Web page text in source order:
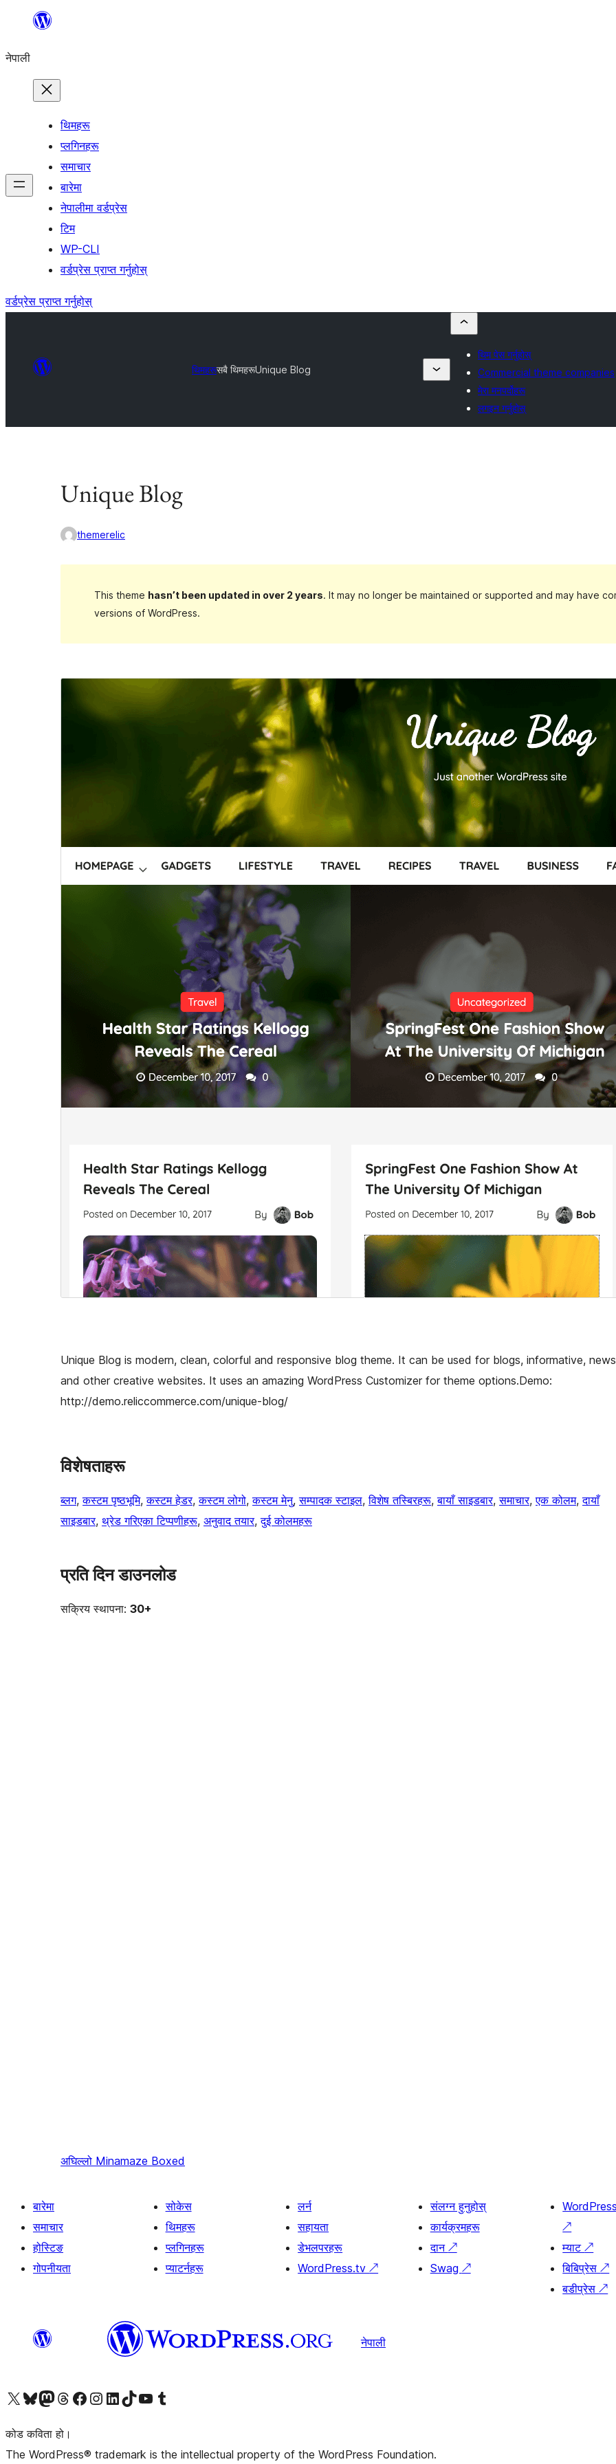
सामग्रीमा
नेपाली
थिमहरू
प्लगिनहरू
समाचार
बारेमा
नेपालीमा वर्डप्रेस
टिम
WP-CLI
वर्डप्रेस प्राप्त गर्नुहोस्
वर्डप्रेस प्राप्त गर्नुहोस्
थिमहरूसबै थिमहरूUnique Blog
थिम पेस गर्नुहोस्
Commercial theme companies
मेरा मनपर्दोहरू
लगइन गर्नुहोस्
Unique Blog
themerelic
This theme hasn’t been updated in over 2 years. It may no longer be maintained or supported and may have
versions of WordPress.
Unique Blog is modern, clean, colorful and responsive blog theme. It can be used for blogs, informative, news
and other creative websites. It uses an amazing WordPress Customizer for theme options.Demo:
http://demo.reliccommerce.com/unique-blog/
विशेषताहरू
ब्लग, कस्टम पृष्ठभूमि, कस्टम हेडर, कस्टम लोगो, कस्टम मेनु, सम्पादक स्टाइल, विशेष तस्बिरहरू, बायाँ साइडबार, समाचार, एक कोलम, दायाँ
साइडबार, थ्रेड गरिएका टिप्पणीहरू, अनुवाद तयार, दुई कोलमहरू
प्रति दिन डाउनलोड
सक्रिय स्थापना: 30+
अघिल्लो Minamaze Boxed
बारेमा
समाचार
होस्टिङ
गोपनीयता
सोकेस
थिमहरू
प्लगिनहरू
प्याटर्नहरू
लर्न
सहायता
डेभलपरहरू
WordPress.tv↗
संलग्न हुनुहोस्
कार्यक्रमहरू
दान ↗
Swag ↗
↗
म्याट↗
बिबिप्रेस↗
बडीप्रेस↗
नेपाली
हाम्रो X (पहिले ट्विटर) खातामा जानुहोस्
हाम्रो Bluesky खाता भ्रमण गर्नुहोस्
हाम्रो म्यास्टोडन खाता भ्रमण गर्नुहोस्
हाम्रो थ्रेड्स खातामा जानुहोस्
हाम्रो फेसबुक पेजमा जानुहोस्
हाम्रो इन्स्टाग्राम खातामा जानुहोस्
हाम्रो लिङ्क्डइन खातामा जानुहोस्
हाम्रो TikTok खाता भ्रमण गर्नुहोस्
हाम्रो युट्युब च्यानलमा जानुहोस्
हाम्रो टम्बलर खाता भ्रमण गर्नुहोस्
कोड कविता हो।
The WordPress® trademark is the intellectual property of the WordPress Foundation.